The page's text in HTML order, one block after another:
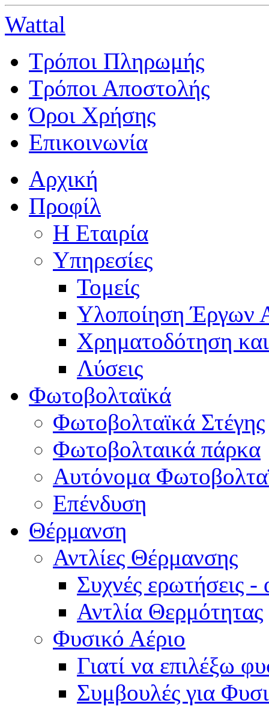
Wattal
Τρόποι Πληρωμής
Τρόποι Αποστολής
Όροι Χρήσης
Επικοινωνία
Αρχική
Προφίλ
Η Εταιρία
Υπηρεσίες
Τομείς
Υλοποίηση Έργων
Χρηματοδότηση
Λύσεις
Φωτοβολταϊκά
Φωτοβολταϊκά Στέγης
Φωτοβολταικά πάρκα
Αυτόνομα
Επένδυση
Θέρμανση
Αντλίες Θέρμανσης
Συχνές ερωτήσεις -
Αντλία Θερμότητας
Φυσικό Αέριο
Γιατί να επιλέξω
Συμβουλές για